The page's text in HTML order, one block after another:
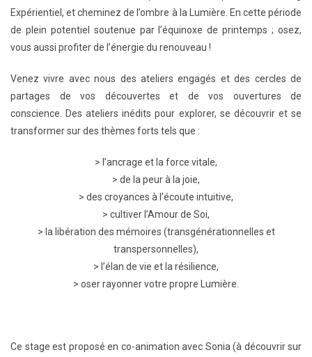
Expérientiel, et cheminez de l’ombre à la Lumière. En cette période
de plein potentiel soutenue par l’équinoxe de printemps ; osez,
vous aussi profiter de l’énergie du renouveau !
Venez vivre avec nous des ateliers engagés et des cercles de
partages de vos découvertes et de vos ouvertures de
conscience. Des ateliers inédits pour explorer, se découvrir et se
transformer sur des thèmes forts tels que :
> l’ancrage et la force vitale,
> de la peur à la joie,
> des croyances à l’écoute intuitive,
> cultiver l’Amour de Soi,
> la libération des mémoires (transgénérationnelles et
transpersonnelles),
> l’élan de vie et la résilience,
> oser rayonner votre propre Lumière.
Ce stage est proposé en co-animation avec Sonia (à découvrir sur